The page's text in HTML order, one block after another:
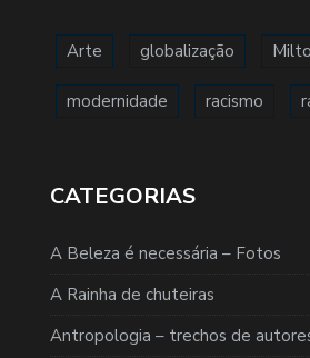
Arte globalização
modernidade racismo
CATEGORIAS
A Beleza é necessária – Fotos
A Rainha de chuteiras
Antropologia – trechos de